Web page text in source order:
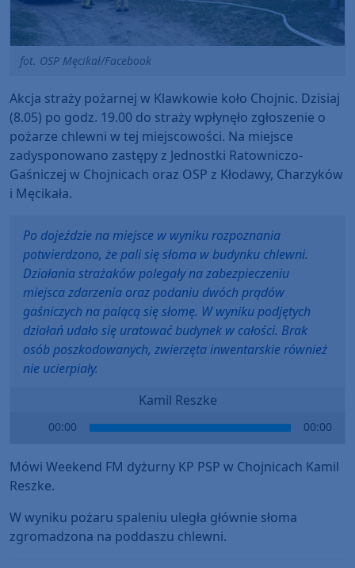
fot. OSP Męcikał/Facebook
Akcja straży pożarnej w Klawkowie koło Chojnic. Dzisiaj
(8.05) po godz. 19.00 do straży wpłynęło zgłoszenie o
pożarze chlewni w tej miejscowości. Na miejsce
zadysponowano zastępy z Jednostki Ratowniczo-
Gaśniczej w Chojnicach oraz OSP z Kłodawy, Charzyków
i Męcikała.
Po dojeździe na miejsce w wyniku rozpoznania
potwierdzono, że pali się słoma w budynku chlewni.
Działania strażaków polegały na zabezpieczeniu
miejsca zdarzenia oraz podaniu dwóch prądów
gaśniczych na palącą się słomę. W wyniku podjętych
działań udało się uratować budynek w całości. Brak
osób poszkodowanych, zwierzęta inwentarskie również
nie ucierpiały.
Kamil Reszke
00:00 00:00
Mówi Weekend FM dyżurny KP PSP w Chojnicach Kamil
Reszke.
W wyniku pożaru spaleniu uległa głównie słoma
zgromadzona na poddaszu chlewni.